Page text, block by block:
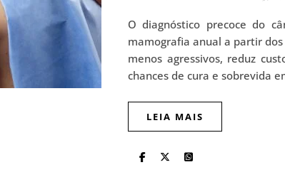
O diagnóstico precoce do
mamografia anual a partir
menos agressivos, reduz
chances de cura e sobrevida
LEIA MAIS